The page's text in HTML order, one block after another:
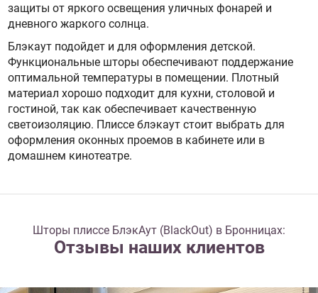
защиты от яркого освещения уличных фонарей и
дневного жаркого солнца.
Блэкаут подойдет и для оформления детской.
Функциональные шторы обеспечивают поддержание
оптимальной температуры в помещении. Плотный
материал хорошо подходит для кухни, столовой и
гостиной, так как обеспечивает качественную
светоизоляцию. Плиссе блэкаут стоит выбрать для
оформления оконных проемов в кабинете или в
домашнем кинотеатре.
Шторы плиссе БлэкАут (BlackOut) в Бронницах:
Отзывы наших клиентов